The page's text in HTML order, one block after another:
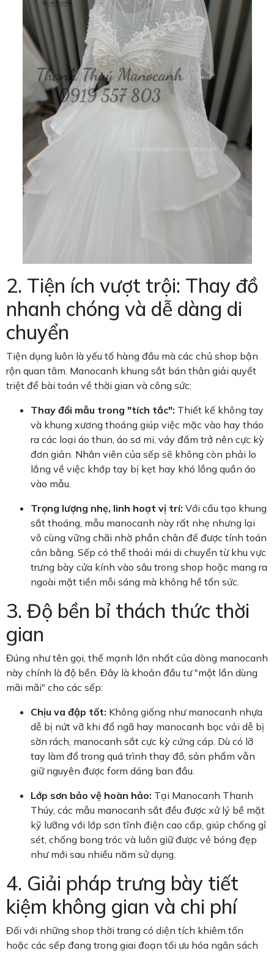
2. Tiện ích vượt trội: Thay đồ
nhanh chóng và dễ dàng di
chuyển
Tiện dụng luôn là yếu tố hàng đầu mà các chủ shop bận
rộn quan tâm. Manocanh khung sắt bán thân giải quyết
triệt để bài toán về thời gian và công sức:
Thay đổi mẫu trong "tích tắc": Thiết kế không tay
và khung xương thoáng giúp việc mặc vào hay tháo
ra các loại áo thun, áo sơ mi, váy đầm trở nên cực kỳ
đơn giản. Nhân viên của sếp sẽ không còn phải lo
lắng về việc khớp tay bị kẹt hay khó lồng quần áo
vào mẫu.
Trọng lượng nhẹ, linh hoạt vị trí: Với cấu tạo khung
sắt thoáng, mẫu manocanh này rất nhẹ nhưng lại
vô cùng vững chãi nhờ phần chân đế được tính toán
cân bằng. Sếp có thể thoải mái di chuyển từ khu vực
trưng bày cửa kính vào sâu trong shop hoặc mang ra
ngoài mặt tiền mỗi sáng mà không hề tốn sức.
3. Độ bền bỉ thách thức thời
gian
Đúng như tên gọi, thế mạnh lớn nhất của dòng manocanh
này chính là độ bền. Đây là khoản đầu tư "một lần dùng
mãi mãi" cho các sếp:
Chịu va đập tốt: Không giống như manocanh nhựa
dễ bị nứt vỡ khi đổ ngã hay manocanh bọc vải dễ bị
sờn rách, manocanh sắt cực kỳ cứng cáp. Dù có lỡ
tay làm đổ trong quá trình thay đồ, sản phẩm vẫn
giữ nguyên được form dáng ban đầu.
Lớp sơn bảo vệ hoàn hảo: Tại Manocanh Thanh
Thúy, các mẫu manocanh sắt đều được xử lý bề mặt
kỹ lưỡng với lớp sơn tĩnh điện cao cấp, giúp chống gỉ
sét, chống bong tróc và luôn giữ được vẻ bóng đẹp
như mới sau nhiều năm sử dụng.
4. Giải pháp trưng bày tiết
kiệm không gian và chi phí
Đối với những shop thời trang có diện tích khiêm tốn
hoặc các sếp đang trong giai đoạn tối ưu hóa ngân sách